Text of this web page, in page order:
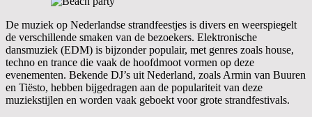
De muziek op Nederlandse strandfeestjes is divers en weerspiegelt
de verschillende smaken van de bezoekers. Elektronische
dansmuziek (EDM) is bijzonder populair, met genres zoals house,
techno en trance die vaak de hoofdmoot vormen op deze
evenementen. Bekende DJ’s uit Nederland, zoals Armin van Buuren
en Tiësto, hebben bijgedragen aan de populariteit van deze
muziekstijlen en worden vaak geboekt voor grote strandfestivals.